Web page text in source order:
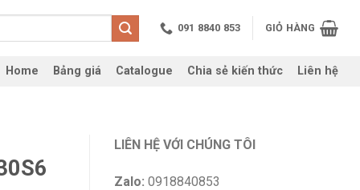
091 8840 853 GIỎ HÀNG
Home Bảng giá Catalogue Chia sẻ kiến thức Liên hệ
LIÊN HỆ VỚI CHÚNG TÔI
Zalo: 0918840853